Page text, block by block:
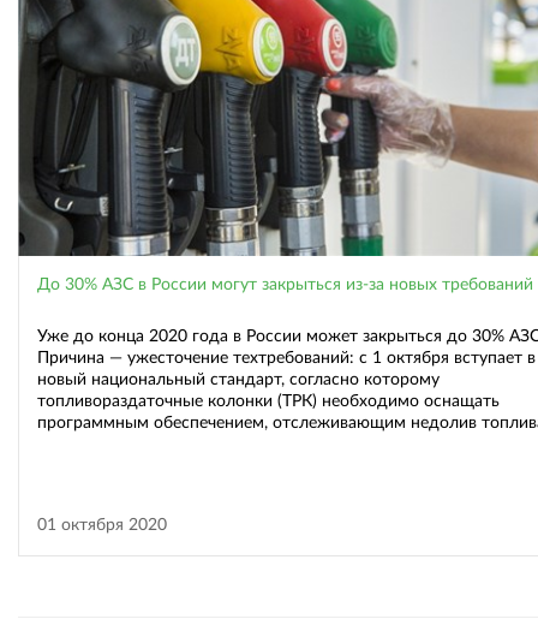
До 30% АЗС в России могут закрыться из-за новых требований
Уже до конца 2020 года в России может закрыться до 30%
Причина — ужесточение техтребований: с 1 октября вступает
новый национальный стандарт, согласно которому
топливораздаточные колонки (ТРК) необходимо оснащать
программным обеспечением, отслеживающим недолив
01 октября 2020